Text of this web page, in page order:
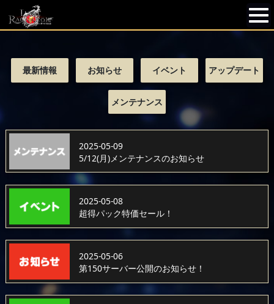
最新情報 お知らせ イベント アップデート
メンテナンス
2025-05-09
5/12(月)メンテナンスのお知らせ
2025-05-08
超得パック特価セール！
2025-05-06
第150サーバー公開のお知らせ！